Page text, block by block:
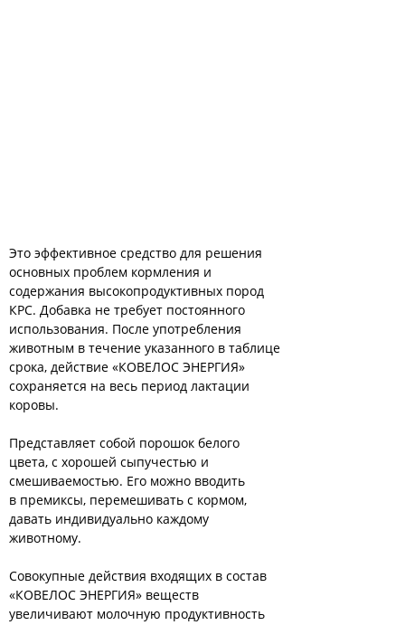
Это эффективное средство для решения
основных проблем кормления и
содержания высокопродуктивных пород
КРС. Добавка не требует постоянного
использования. После употребления
животным в течение указанного в таблице
срока, действие «КОВЕЛОС ЭНЕРГИЯ»
сохраняется на весь период лактации
коровы.
Представляет собой порошок белого
цвета, с хорошей сыпучестью и
смешиваемостью. Его можно вводить
в премиксы, перемешивать с кормом,
давать индивидуально каждому
животному.
Совокупные действия входящих в состав
«КОВЕЛОС ЭНЕРГИЯ» веществ
увеличивают молочную продуктивность